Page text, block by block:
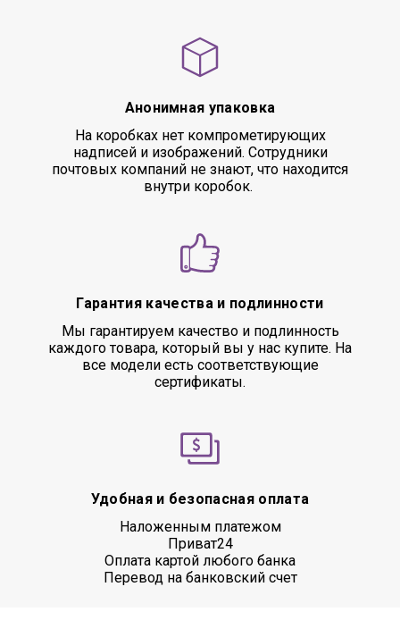
Анонимная упаковка
На коробках нет компрометирующих
надписей и изображений. Сотрудники
почтовых компаний не знают, что находится
внутри коробок.
Гарантия качества и подлинности
Мы гарантируем качество и подлинность
каждого товара, который вы у нас купите. На
все модели есть соответствующие
сертификаты.
Удобная и безопасная оплата
Наложенным платежом
Приват24
Оплата картой любого банка
Перевод на банковский счет